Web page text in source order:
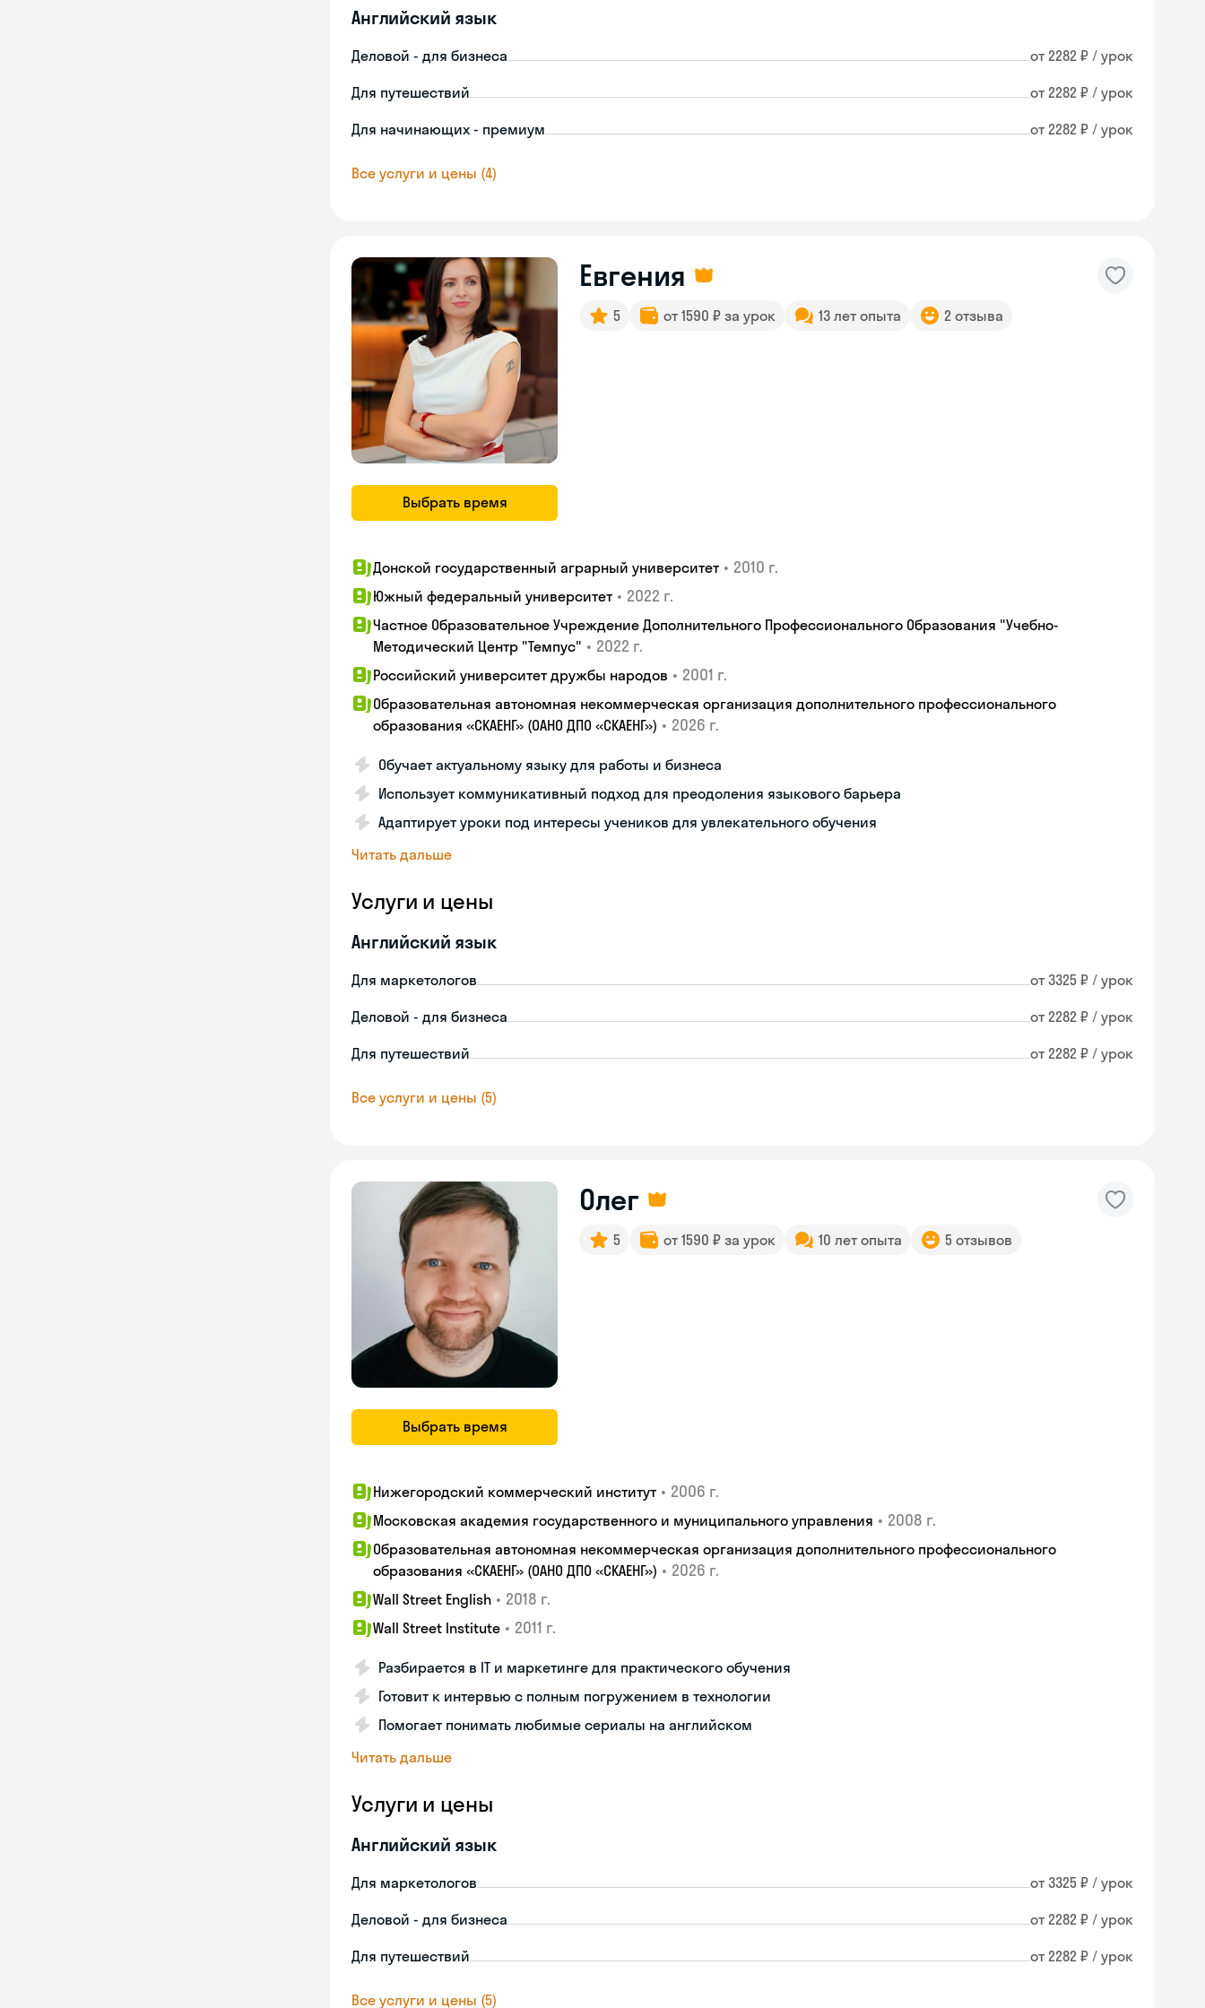
Английский язык
Деловой - для бизнеса от 2282 ₽ / урок
Для путешествий от 2282 ₽ / урок
Для начинающих - премиум от 2282 ₽ / урок
Все услуги и цены (4)
Выбрать время
Евгения
5 от 1590 ₽ за урок 13 лет опыта 2 отзыва
Донской государственный аграрный университет • 2010 г.
Южный федеральный университет • 2022 г.
Частное Образовательное Учреждение Дополнительного Профессионального Образования "Учебно-
Методический Центр "Темпус" • 2022 г.
Российский университет дружбы народов • 2001 г.
Образовательная автономная некоммерческая организация дополнительного профессионального
образования «СКАЕНГ» (ОАНО ДПО «СКАЕНГ») • 2026 г.
Обучает актуальному языку для работы и бизнеса
Использует коммуникативный подход для преодоления языкового барьера
Адаптирует уроки под интересы учеников для увлекательного обучения
Читать дальше
Услуги и цены
Английский язык
Для маркетологов от 3325 ₽ / урок
Деловой - для бизнеса от 2282 ₽ / урок
Для путешествий от 2282 ₽ / урок
Все услуги и цены (5)
Выбрать время
Олег
5 от 1590 ₽ за урок 10 лет опыта 5 отзывов
Нижегородский коммерческий институт • 2006 г.
Московская академия государственного и муниципального управления • 2008 г.
Образовательная автономная некоммерческая организация дополнительного профессионального
образования «СКАЕНГ» (ОАНО ДПО «СКАЕНГ») • 2026 г.
Wall Street English • 2018 г.
Wall Street Institute • 2011 г.
Разбирается в IT и маркетинге для практического обучения
Готовит к интервью с полным погружением в технологии
Помогает понимать любимые сериалы на английском
Читать дальше
Услуги и цены
Английский язык
Для маркетологов от 3325 ₽ / урок
Деловой - для бизнеса от 2282 ₽ / урок
Для путешествий от 2282 ₽ / урок
Все услуги и цены (5)